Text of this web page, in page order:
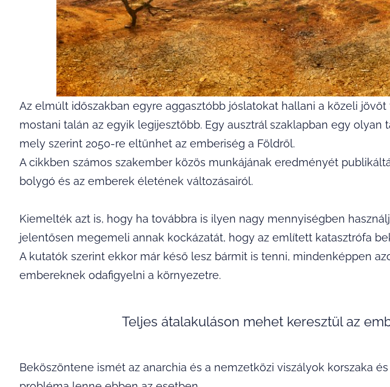
Az elmúlt időszakban egyre aggasztóbb jóslatokat hallani a közeli
mostani talán az egyik legijesztőbb. Egy ausztrál szaklapban egy olyan
mely szerint 2050-re eltűnhet az emberiség a Földről.
A cikkben számos szakember közös munkájának eredményét
bolygó és az emberek életének változásairól.
Kiemelték azt is, hogy ha továbbra is ilyen nagy mennyiségben
jelentősen megemeli annak kockázatát, hogy az említett katasztrófa
A kutatók szerint ekkor már késő lesz bármit is tenni, mindenképpen
embereknek odafigyelni a környezetre.
Teljes átalakuláson mehet keresztül az
Beköszöntene ismét az anarchia és a nemzetközi viszályok korszaka